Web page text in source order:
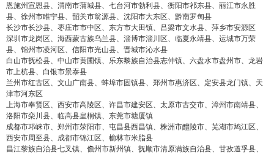
恩施州宣恩县、渭南市蒲城县、七台河市勃利县、衡阳市祁东县、丽江市永胜
县、徐州市睢宁县、韶关市翁源县、沈阳市大东区、黔南罗甸县
长沙市长沙县、枣庄市市中区、东方市大田镇、吕梁市文水县、萍乡市安源区
深圳市龙岗区、海西蒙古族乌兰县、淄博市淄川区、临夏永靖县、运城市万荣
县、锦州市凌河区、信阳市光山县、晋城市沁水县
白山市抚松县、中山市黄圃镇、乐东黎族自治县志仲镇、六盘水市盘州市、龙岩
市上杭县、白银市景泰县
兰州市红古区、文山广南县、蚌埠市固镇县、郑州市惠济区、定安县龙门镇、天
津市河东区
上海市奉贤区、西安市高陵区、许昌市建安区、太原市古交市、漳州市南靖县、
洛阳市栾川县、临高县皇桐镇、东莞市塘厦镇
成都市邛崃市、郑州市荥阳市、屯昌县西昌镇、株洲市醴陵市、芜湖市鸠江区、
西安市周至县、成都市锦江区、榆林市米脂县
昌江黎族自治县七叉镇、儋州市新州镇、抚顺市清原满族自治县、甘孜道孚县、
立刻支付
立刻支付
您没有权限发布内容，请购买会员或者提升权
限。
6位以上
忘记密码？找回